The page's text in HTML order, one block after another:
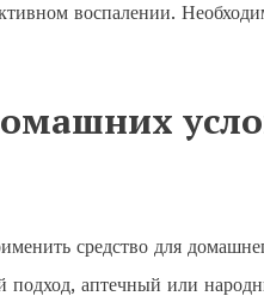
воспалении.
средство для
аптечный или